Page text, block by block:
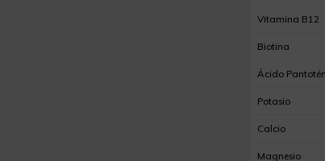
Vitamina B12
Biotina
Ácido
Potasio
Calcio
Magnesio